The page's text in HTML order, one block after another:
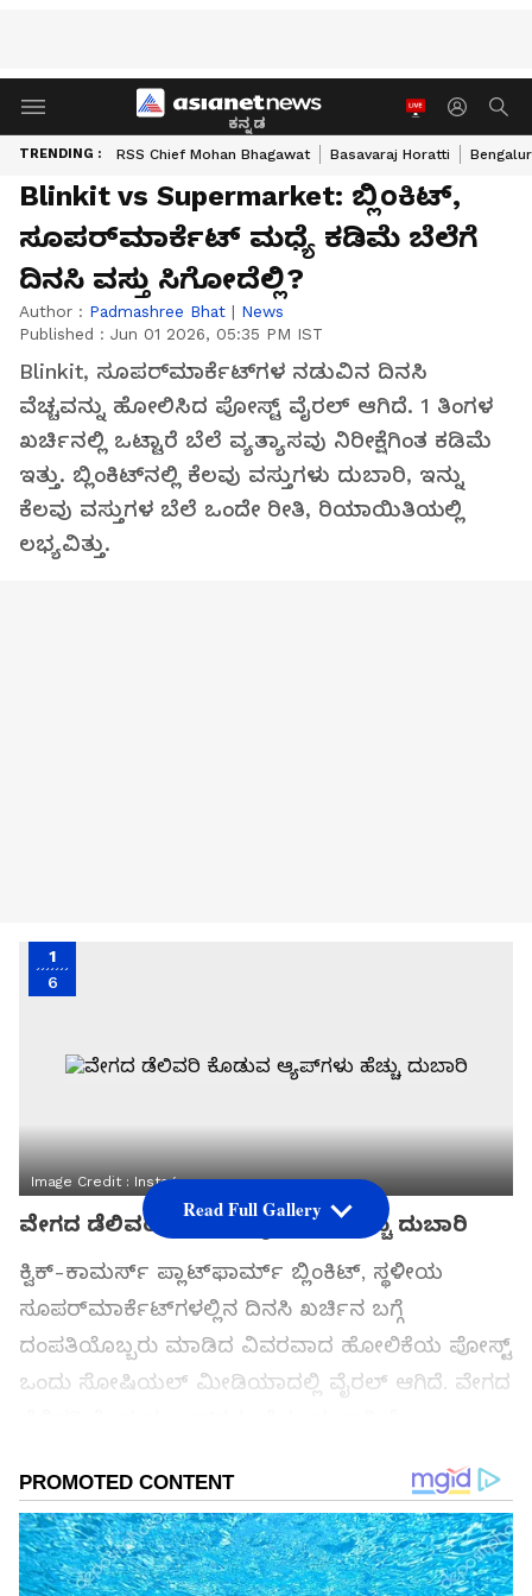
ಕನ್ನಡ
TRENDING : RSS Chief Mohan Bhagawat Basavaraj Horatti
Blinkit vs Supermarket: ಬ್ಲಿಂಕಿಟ್‌,
ಸೂಪರ್‌ಮಾರ್ಕೆಟ್‌ ಮಧ್ಯೆ ಕಡಿಮೆ ಬೆಲೆಗೆ
ದಿನಸಿ ವಸ್ತು ಸಿಗೋದೆಲ್ಲಿ?
Author : Padmashree Bhat | News
Published : Jun 01 2026, 05:35 PM IST
Blinkit, ಸೂಪರ್‌ಮಾರ್ಕೆಟ್‌ಗಳ ನಡುವಿನ ದಿನಸಿ
ವೆಚ್ಚವನ್ನು ಹೋಲಿಸಿದ ಪೋಸ್ಟ್ ವೈರಲ್ ಆಗಿದೆ. 1 ತಿಂಗಳ
ಖರ್ಚಿನಲ್ಲಿ ಒಟ್ಟಾರೆ ಬೆಲೆ ವ್ಯತ್ಯಾಸವು ನಿರೀಕ್ಷೆಗಿಂತ ಕಡಿಮೆ
ಇತ್ತು. ಬ್ಲಿಂಕಿಟ್‌ನಲ್ಲಿ ಕೆಲವು ವಸ್ತುಗಳು ದುಬಾರಿ, ಇನ್ನು
ಕೆಲವು ವಸ್ತುಗಳ ಬೆಲೆ ಒಂದೇ ರೀತಿ, ರಿಯಾಯಿತಿಯಲ್ಲಿ
ಲಭ್ಯವಿತ್ತು.
1
6
Image Credit : Instagram
ವೇಗದ ಡೆಲಿವರಿ ಕೊಡುವ ಆ್ಯಪ್‌ಗಳು ಹೆಚ್ಚು ದುಬಾರಿ
ಕ್ವಿಕ್-ಕಾಮರ್ಸ್ ಪ್ಲಾಟ್‌ಫಾರ್ಮ್ ಬ್ಲಿಂಕಿಟ್, ಸ್ಥಳೀಯ
ಸೂಪರ್‌ಮಾರ್ಕೆಟ್‌ಗಳಲ್ಲಿನ ದಿನಸಿ ಖರ್ಚಿನ ಬಗ್ಗೆ
ದಂಪತಿಯೊಬ್ಬರು ಮಾಡಿದ ವಿವರವಾದ ಹೋಲಿಕೆಯ ಪೋಸ್ಟ್
ಒಂದು ಸೋಷಿಯಲ್ ಮೀಡಿಯಾದಲ್ಲಿ ವೈರಲ್ ಆಗಿದೆ. ವೇಗದ
ಸಮಗ್ರ ಸುದ್ದಿ ಮೂಲವನ್ನಾಗಿ asianet suvarna news ಅನ್ನು
ಆಯ್ಕೆ ಮಾಡಿಕೊಳ್ಳಿ
Read Full Gallery